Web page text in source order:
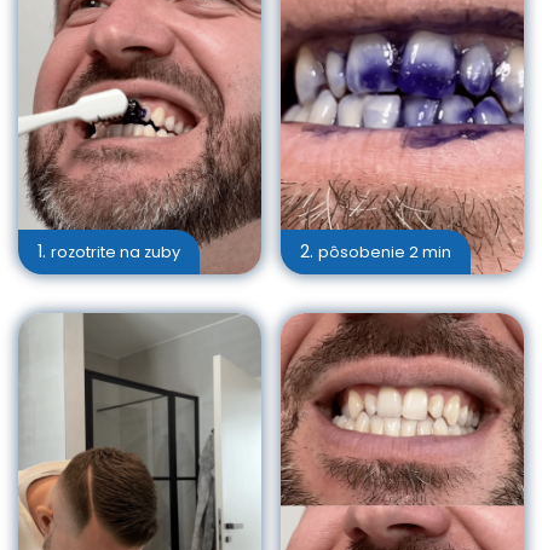
1. rozotrite na zuby 2.pôsobenie 2 min